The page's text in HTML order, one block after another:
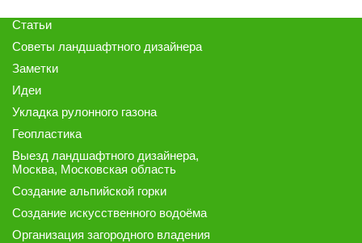
Статьи
Советы ландшафтного дизайнера
Заметки
Идеи
Укладка рулонного газона
Геопластика
Выезд ландшафтного дизайнера,
Москва, Московская область
Создание альпийской горки
Создание искусственного водоёма
Организация загородного владения